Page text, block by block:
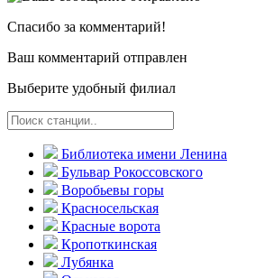
Спасибо за комментарий!
Ваш комментарий отправлен
Выберите удобный филиал
Библиотека имени Ленина
Бульвар Рокоссовского
Воробьевы горы
Красно­сельская
Красные ворота
Кропоткинс­кая
Лубянка